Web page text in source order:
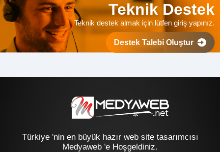
Teknik Destek
Teknik destek almak için lütfen giriş yapınız.
Destek Talebi Oluştur
Türkiye 'nin en büyük hazır web site tasarımcısı
Medyaweb 'e Hoşgeldiniz.